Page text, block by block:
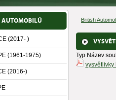
AUTOMOBILŮ
(2017- )
(1961-1975)
(2016-)
British
Typ Název
vysvětlivky